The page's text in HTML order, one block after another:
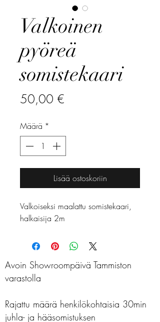
Valkoinen
pyöreä
somistekaari
50,00 €
Määrä *
Lisää ostoskoriin
Valkoiseksi maalattu somistekaari,
halkaisija 2m
Avoin Showroompäivä Tammiston
varastolla
Rajattu määrä henkilökohtaisia 30min
juhla- ja hääsomistuksen